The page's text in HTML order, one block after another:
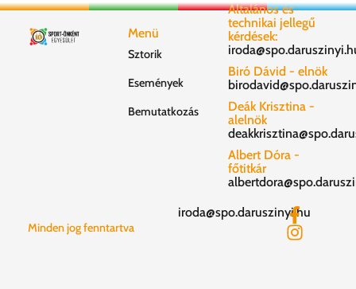
Menü
Sztorik
Események
Bemutatkozás
Általános és
technikai jellegű
kérdések:
Biró Dávid - elnök
Deák Krisztina -
alelnök
Albert Dóra -
főtitkár
Minden jog fenntartva
iroda@spo.daruszinyi.hu